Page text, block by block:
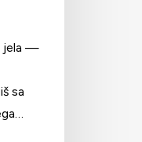
jela —
sa